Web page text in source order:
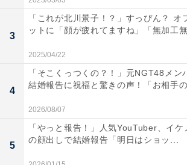
3
「これが北川景子！？」すっぴん？ オ
ットに「顔が疲れてますね」「無加工
2025/04/22
4
「そこくっつくの？！」元NGT48メン
結婚報告に祝福と驚きの声！「お相手
2026/08/07
5
「やっと報告！」人気YouTuber、イケ
の顔出しで結婚報告「明日はショッ...